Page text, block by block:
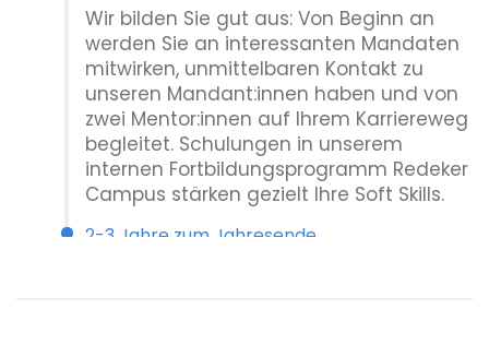
Wir bilden Sie gut aus: Von Beginn an
werden Sie an interessanten Mandaten
mitwirken, unmittelbaren Kontakt zu
unseren Mandant:innen haben und von
zwei Mentor:innen auf Ihrem Karriereweg
begleitet. Schulungen in unserem
internen Fortbildungsprogramm Redeker
Campus stärken gezielt Ihre Soft Skills.
2-3 Jahre zum Jahresende